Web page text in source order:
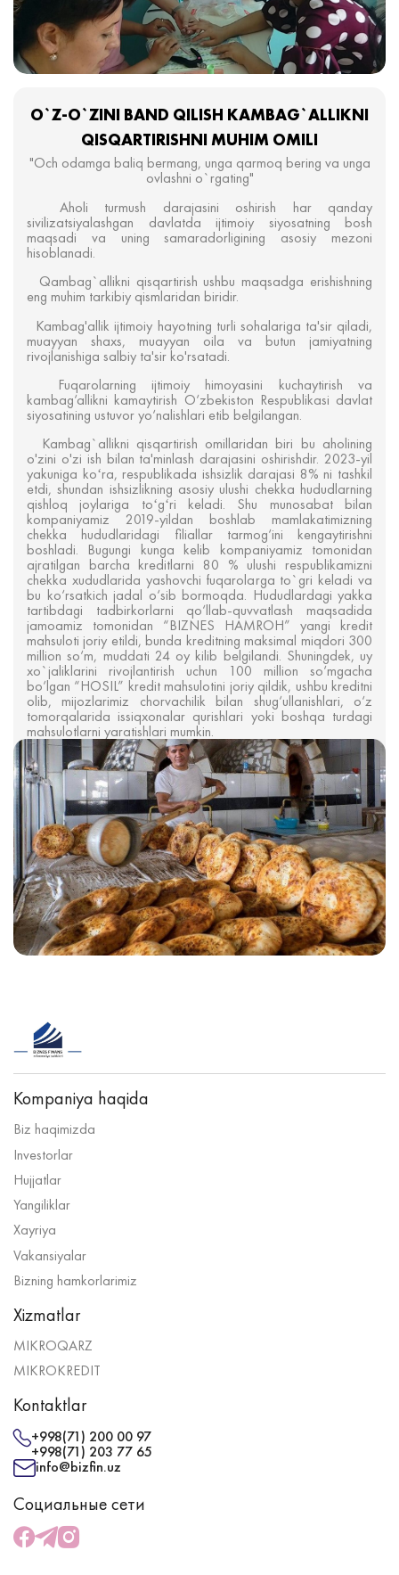
O`Z-O`ZINI BAND QILISH KAMBAG`ALLIKNI
QISQARTIRISHNI MUHIM OMILI
"Och odamga baliq bermang, unga qarmoq bering va unga
ovlashni o`rgating"
Aholi turmush darajasini oshirish har qanday
sivilizatsiyalashgan davlatda ijtimoiy siyosatning bosh
maqsadi va uning samaradorligining asosiy mezoni
hisoblanadi.
Qambag`allikni qisqartirish ushbu maqsadga erishishning
eng muhim tarkibiy qismlaridan biridir.
Kambag'allik ijtimoiy hayotning turli sohalariga ta'sir qiladi,
muayyan shaxs, muayyan oila va butun jamiyatning
rivojlanishiga salbiy ta'sir ko'rsatadi.
Fuqarolarning ijtimoiy himoyasini kuchaytirish va
kambag‘allikni kamaytirish O‘zbekiston Respublikasi davlat
siyosatining ustuvor yo‘nalishlari etib belgilangan.
Kambag`allikni qisqartirish omillaridan biri bu aholining
o'zini o'zi ish bilan ta'minlash darajasini oshirishdir. 2023-yil
yakuniga koʻra, respublikada ishsizlik darajasi 8% ni tashkil
etdi, shundan ishsizlikning asosiy ulushi chekka hududlarning
qishloq joylariga toʻgʻri keladi. Shu munosabat bilan
kompaniyamiz 2019-yildan boshlab mamlakatimizning
chekka hududlaridagi filiallar tarmog‘ini kengaytirishni
boshladi. Bugungi kunga kelib kompaniyamiz tomonidan
ajratilgan barcha kreditlarni 80 % ulushi respublikamizni
chekka xududlarida yashovchi fuqarolarga to`gri keladi va
bu ko‘rsatkich jadal o‘sib bormoqda. Hududlardagi yakka
tartibdagi tadbirkorlarni qo‘llab-quvvatlash maqsadida
jamoamiz tomonidan “BIZNES HAMROH” yangi kredit
mahsuloti joriy etildi, bunda kreditning maksimal miqdori 300
million so‘m, muddati 24 oy kilib belgilandi. Shuningdek, uy
xo`jaliklarini rivojlantirish uchun 100 million so‘mgacha
bo‘lgan “HOSIL” kredit mahsulotini joriy qildik, ushbu kreditni
olib, mijozlarimiz chorvachilik bilan shug‘ullanishlari, o‘z
tomorqalarida issiqxonalar qurishlari yoki boshqa turdagi
mahsulotlarni yaratishlari mumkin.
Kompaniya haqida
Biz haqimizda
Investorlar
Hujjatlar
Yangiliklar
Xayriya
Vakansiyalar
Bizning hamkorlarimiz
Xizmatlar
MIKROQARZ
MIKROKREDIT
Kontaktlar
+998(71) 200 00 97
+998(71) 203 77 65
info@bizfin.uz
Социальные сети